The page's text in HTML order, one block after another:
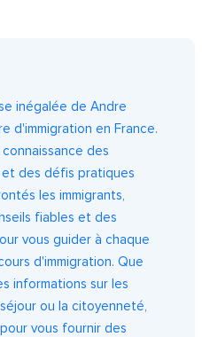
inégalée de Andre
d'immigration en France.
des
des défis pratiques
les immigrants,
fiables et des
vous guider à chaque
d'immigration. Que
informations sur les
ou la citoyenneté,
vous fournir des